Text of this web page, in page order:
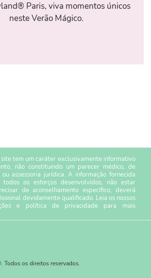
Paris, viva momentos únicos
neste Verão Mágico.
tem um caráter exclusivamente informativo
não constituindo um parecer médico, de
ou assessoria jurídica. A informação fornecida
os esforços desenvolvidos, não estar
de aconselhamento específico, deverá
devidamente qualificado. Leia os nossos
e política de privacidade para mais
os direitos reservados.